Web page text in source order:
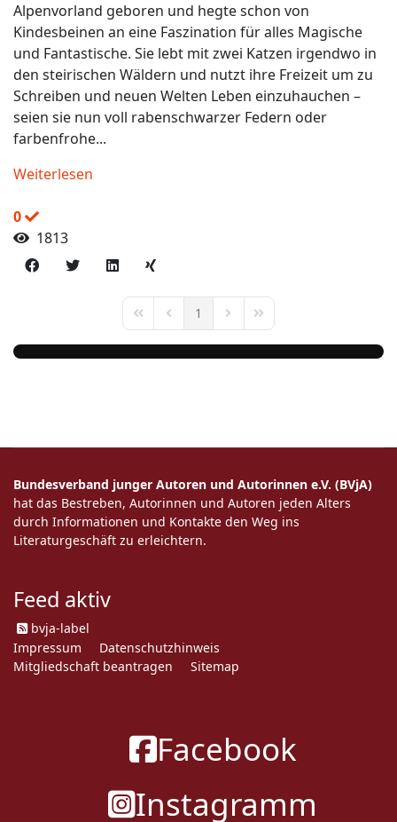
Alpenvorland geboren und hegte schon von
Kindesbeinen an eine Faszination für alles Magische
und Fantastische. Sie lebt mit zwei Katzen irgendwo in
den steirischen Wäldern und nutzt ihre Freizeit um zu
Schreiben und neuen Welten Leben einzuhauchen –
seien sie nun voll rabenschwarzer Federn oder
farbenfrohe...
Weiterlesen
0
1813
First PagePrevious Page
1 Next PageLast Page
Bundesverband junger Autoren und Autorinnen e.V. (BVjA)
hat das Bestreben, Autorinnen und Autoren jeden Alters
durch Informationen und Kontakte den Weg ins
Literaturgeschäft zu erleichtern.
Feed aktiv
bvja-label
Impressum
Datenschutzhinweis
Mitgliedschaft beantragen
Sitemap
Facebook
Instagramm